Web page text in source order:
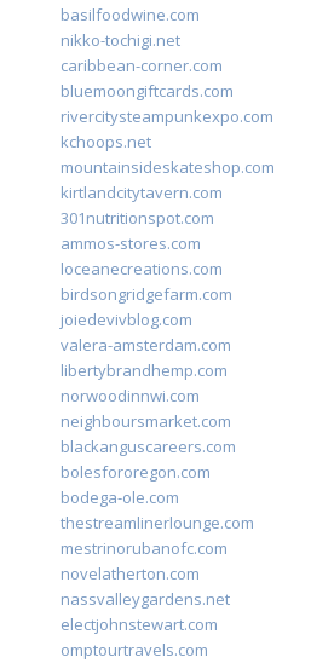
basilfoodwine.com
nikko-tochigi.net
caribbean-corner.com
bluemoongiftcards.com
rivercitysteampunkexpo.com
kchoops.net
mountainsideskateshop.com
kirtlandcitytavern.com
301nutritionspot.com
ammos-stores.com
loceanecreations.com
birdsongridgefarm.com
joiedevivblog.com
valera-amsterdam.com
libertybrandhemp.com
norwoodinnwi.com
neighboursmarket.com
blackanguscareers.com
bolesfororegon.com
bodega-ole.com
thestreamlinerlounge.com
mestrinorubanofc.com
novelatherton.com
nassvalleygardens.net
electjohnstewart.com
omptourtravels.com